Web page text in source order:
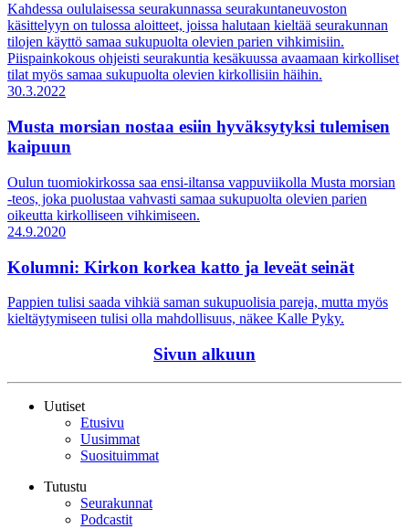
Kahdessa oululaisessa seurakunnassa seurakuntaneuvoston
käsittelyyn on tulossa aloitteet, joissa halutaan kieltää seurakunnan
tilojen käyttö samaa sukupuolta olevien parien vihkimisiin.
Piispainkokous ohjeisti seurakuntia kesäkuussa avaamaan kirkolliset
tilat myös samaa sukupuolta olevien kirkollisiin häihin.
30.3.2022
Musta morsian nostaa esiin hyväksytyksi tulemisen
kaipuun
Oulun tuomiokirkossa saa ensi-iltansa vappuviikolla Musta morsian
-teos, joka puolustaa vahvasti samaa sukupuolta olevien parien
oikeutta kirkolliseen vihkimiseen.
24.9.2020
Kolumni: Kirkon korkea katto ja leveät seinät
Pappien tulisi saada vihkiä saman sukupuolisia pareja, mutta myös
kieltäytymiseen tulisi olla mahdollisuus, näkee Kalle Pyky.
Sivun alkuun
Uutiset
Etusivu
Uusimmat
Suosituimmat
Tutustu
Seurakunnat
Podcastit